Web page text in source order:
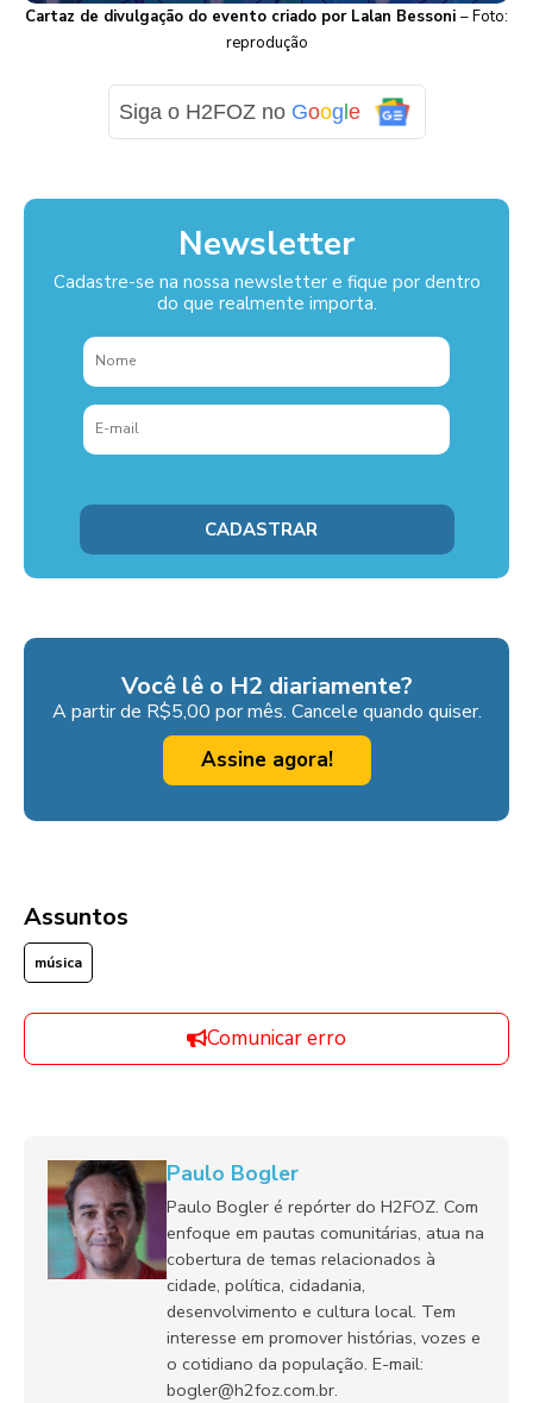
Cartaz de divulgação do evento criado por Lalan Bessoni – Foto:
reprodução
Siga o H2FOZ no Goog e
Newsletter
Cadastre-se na nossa newsletter e fique por dentro
do que realmente importa.
Você lê o H2 diariamente?
A partir de R$5,00 por mês. Cancele quando quiser.
Assine agora!
Assuntos
música
Comunicar erro
Paulo Bogler
Paulo Bogler é repórter do H2FOZ. Com
enfoque em pautas comunitárias, atua na
cobertura de temas relacionados à
cidade, política, cidadania,
desenvolvimento e cultura local. Tem
interesse em promover histórias, vozes e
o cotidiano da população. E-mail:
bogler@h2foz.com.br.